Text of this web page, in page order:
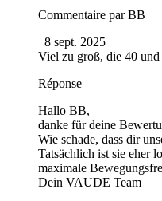
Commentaire parBB
8 sept. 2025
Viel zu groß, die 40 und
Réponse
Hallo BB,
danke für deine
Wie schade, dass dir
Tatsächlich ist sie eher
maximale
Dein VAUDE Team